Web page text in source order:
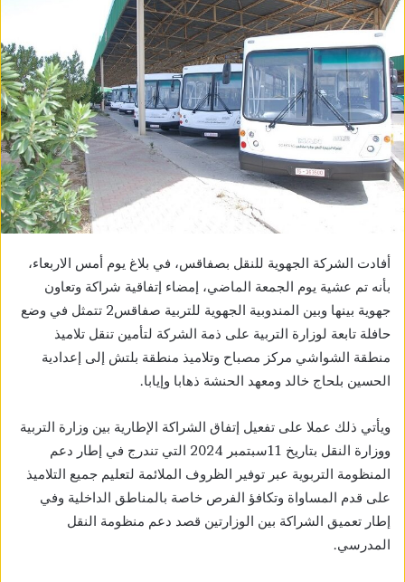
أفادت الشركة الجهوية للنقل بصفاقس، في بلاغ يوم أمس الاربعاء،
بأنه تم عشية يوم الجمعة الماضي، إمضاء إتفاقية شراكة وتعاون
جهوية بينها وبين المندوبية الجهوية للتربية صفاقس2 تتمثل في وضع
حافلة تابعة لوزارة التربية على ذمة الشركة لتأمين تنقل تلاميذ
منطقة الشواشي مركز مصباح وتلاميذ منطقة بلتش إلى إعدادية
الحسين بلحاج خالد ومعهد الحنشة ذهابا وإيابا.
ويأتي ذلك عملا على تفعيل إتفاق الشراكة الإطارية بين وزارة التربية
ووزارة
النقل بتاريخ 11سبتمبر 2024 التي تندرج في إطار دعم
المنظومة التربوية عبر توفير الظروف الملائمة لتعليم جميع التلاميذ
على قدم المساواة وتكافؤ الفرص خاصة بالمناطق الداخلية وفي
إطار تعميق الشراكة بين الوزارتين قصد دعم منظومة النقل
المدرسي.